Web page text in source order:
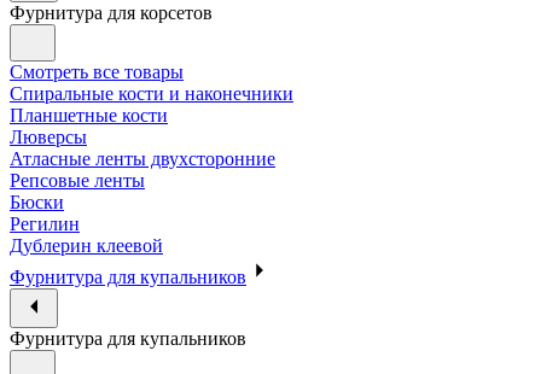
Фурнитура для корсетов
Смотреть все товары
Спиральные кости и наконечники
Планшетные кости
Люверсы
Атласные ленты двухсторонние
Репсовые ленты
Бюски
Регилин
Дублерин клеевой
Фурнитура для купальников
Фурнитура для купальников